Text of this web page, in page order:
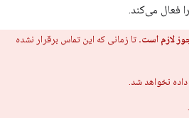
فعال می‌کند.
لازم است. تا زمانی که این تماس برقرار نشده